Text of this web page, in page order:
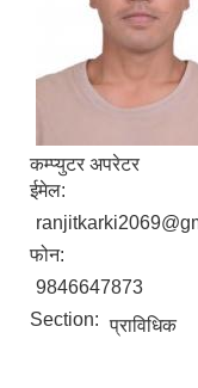
कम्प्युटर अपरेटर
ईमेल:
फोन:
9846647873
Section: प्राविधिक